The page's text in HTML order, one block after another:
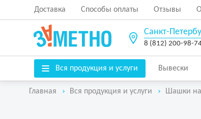
Доставка Способы оплаты Отзывы
Санкт-
8 (812) 200-98-
Вся продукция и услуги Вывески
Главная Вся продукция и услуги Шашки на